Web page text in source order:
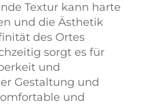
Textur kann harte
und die Ästhetik
des Ortes
sorgt es für
und
Gestaltung und
und